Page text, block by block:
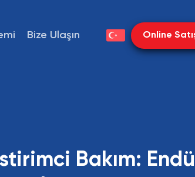
Bize Ulaşın Online
Bakım: